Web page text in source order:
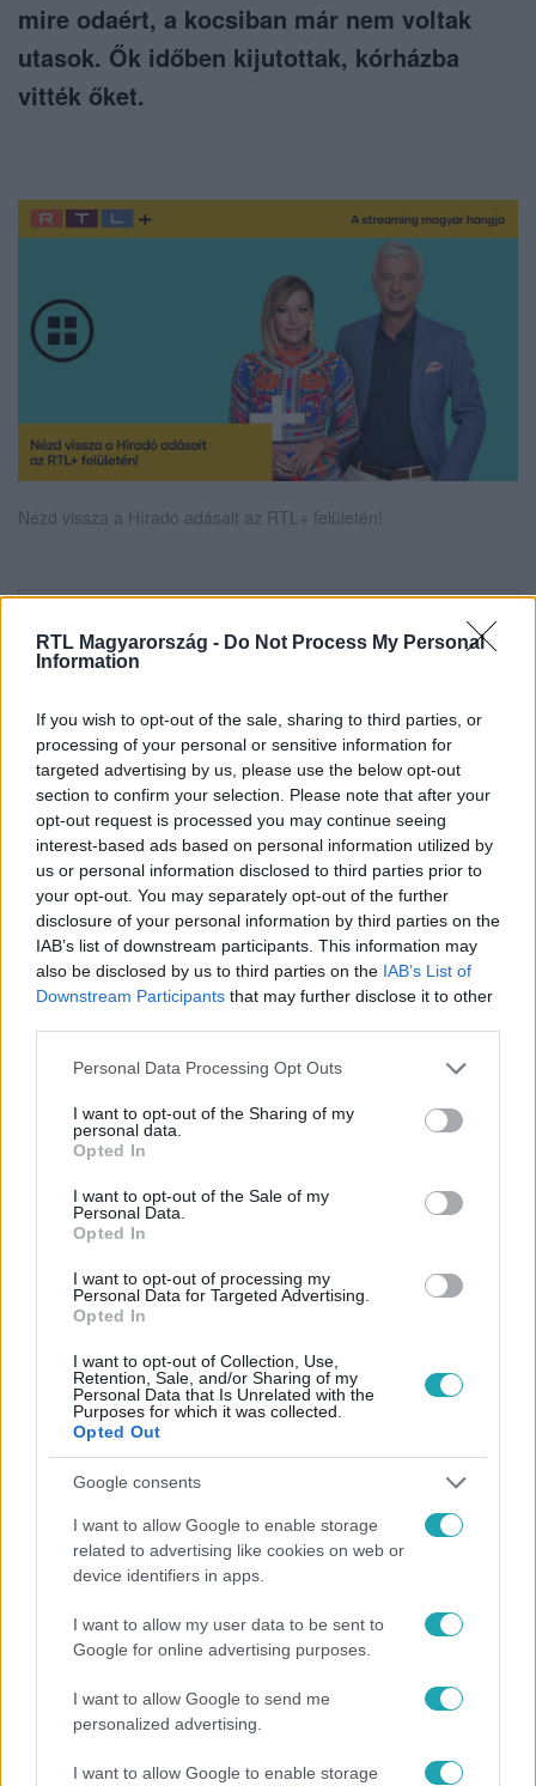
RTL Magyarország - Do Not Process My Personal
Information
If you wish to opt-out of the sale, sharing to third parties, or
processing of your personal or sensitive information for
targeted advertising by us, please use the below opt-out
section to confirm your selection. Please note that after your
opt-out request is processed you may continue seeing
interest-based ads based on personal information utilized by
us or personal information disclosed to third parties prior to
your opt-out. You may separately opt-out of the further
disclosure of your personal information by third parties on the
IAB’s list of downstream participants. This information may
also be disclosed by us to third parties on the IAB’s List of
Downstream Participants that may further disclose it to other
Please note that this website/app uses one or more Google
not limited to your visit or usage behaviour. You may click to
grant or deny consent to Google and its third-party tags to
use your data for below specified purposes in below Google
consent section.
Personal Data Processing Opt Outs
I want to opt-out of the Sharing of my
personal data.
Opted In
I want to opt-out of the Sale of my
Personal Data.
Opted In
I want to opt-out of processing my
Personal Data for Targeted Advertising.
Opted In
I want to opt-out of Collection, Use,
Retention, Sale, and/or Sharing of my
Personal Data that Is Unrelated with the
Purposes for which it was collected.
Opted Out
Google consents
I want to allow Google to enable storage
related to advertising like cookies on web or
device identifiers in apps.
I want to allow my user data to be sent to
Google for online advertising purposes.
I want to allow Google to send me
personalized advertising.
I want to allow Google to enable storage
mire odaért, a kocsiban már nem voltak
utasok. Ők időben kijutottak, kórházba
vitték őket.
Nézd vissza a Híradó adásait az RTL+ felületén!
legyen a Google-találatokban!
Kövess minket, és értesülj a friss hírekről a
Facebookon is!
HÍRADÓ #AUTÓMENTÉS
UTASOK